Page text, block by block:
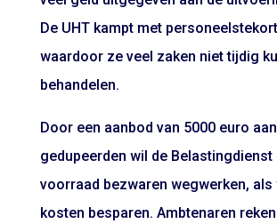
De UHT kampt met
waardoor ze veel zaken niet tijdig
behandelen.
Door een aanbod van 5000 euro aan
gedupeerden wil de Belastingdienst
voorraad bezwaren wegwerken, als
kosten besparen. Ambtenaren